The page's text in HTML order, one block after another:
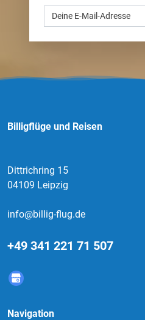
Billigflüge und Reisen
Dittrichring 15
04109 Leipzig
info@billig-flug.de
+49 341 221 71 507
Navigation